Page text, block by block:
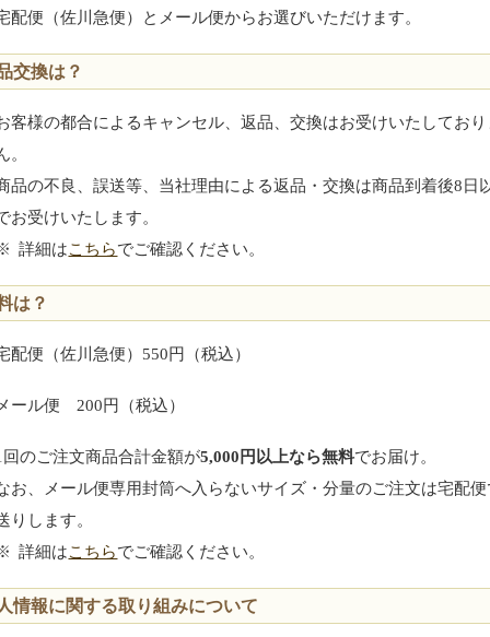
配便（佐川急便）とメール便からお選びいただけます。
交換は？
客様の都合によるキャンセル、返品、交換はお受けいたしており
。
品の不良、誤送等、当社理由による返品・交換は商品到着後8日
お受けいたします。
詳細はこちらでご確認ください。
は？
配便（佐川急便）550円（税込）
ール便 200円（税込）
回のご注文商品合計金額が5,000円以上なら無料でお届け。
お、メール便専用封筒へ入らないサイズ・分量のご注文は宅配便
りします。
詳細はこちらでご確認ください。
情報に関する取り組みについて